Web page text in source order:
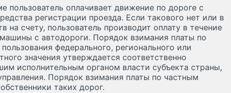
пользователь оплачивает движение по дороге с
регистрации проезда. Если такового нет или в
на счету, пользователь производит оплату в течение
с автодороги. Порядок взимания платы по
федерального, регионального или
значения утверждается соответственно
исполнительным органом власти субъекта страны,
Порядок взимания платы по частным
таких дорог.